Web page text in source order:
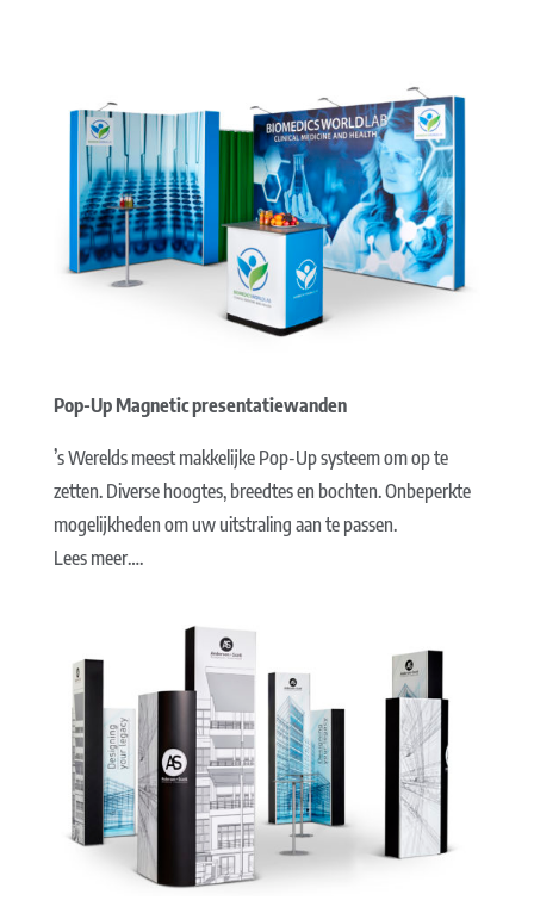
Pop-Up Magnetic presentatiewanden
’s Werelds meest makkelijke Pop-Up systeem om op te
zetten. Diverse hoogtes, breedtes en bochten. Onbeperkte
mogelijkheden om uw uitstraling aan te passen.
Lees meer….